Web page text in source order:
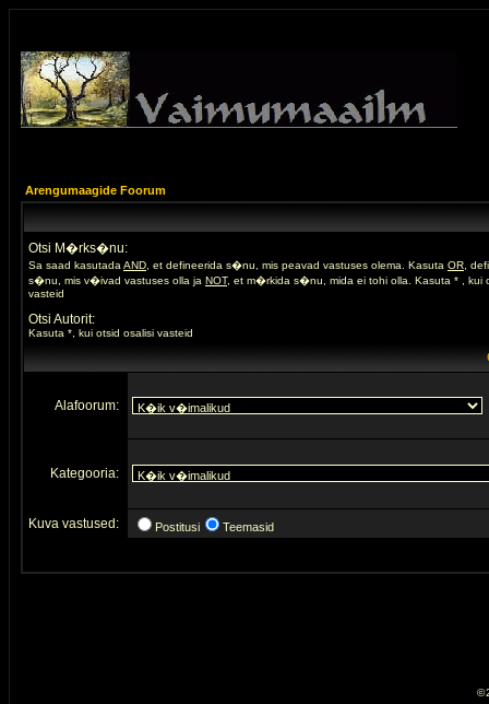
Arengumaagide Foorum
Otsi M�rks�nu:
Sa saad kasutada AND , et defineerida s�nu, mis peavad vastuses olema. Kasuta OR ,
s�nu, mis v�ivad vastuses olla ja NOT, et m�rkida s�nu, mida ei tohi olla. Kasuta * , kui
vasteid
Otsi Autorit:
Kasuta *, kui otsid osalisi vasteid
Alafoorum:
Kategooria:
Kuva vastused: Postitusi Teemasid
©